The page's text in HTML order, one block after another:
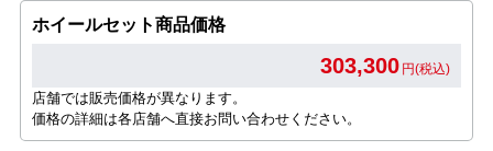
ホイールセット商品価格
303,300 円(税込)
店舗では販売価格が異なります。
価格の詳細は各店舗へ直接お問い合わせください。